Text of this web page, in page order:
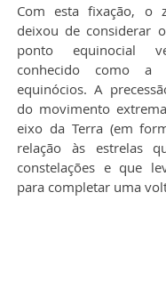
Com esta fixação, o
deixou de considerar
ponto equinocial
conhecido como a
equinócios. A
do movimento
eixo da Terra (em
relação às estrelas
constelações e que
para completar uma